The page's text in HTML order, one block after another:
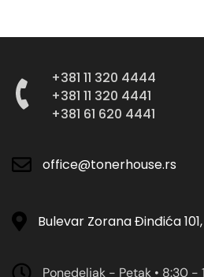
+381 11 320 4444
+381 11 320 4441
+381 61 620 4441
office@tonerhouse.rs
Bulevar Zorana Đinđića
Ponedeljak - Petak • 8:30 -